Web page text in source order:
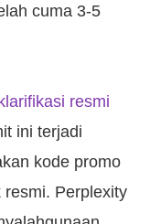
cuma 3-5
resmi
ini terjadi
kode promo
Perplexity